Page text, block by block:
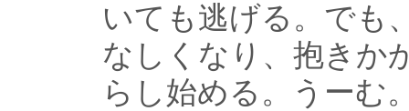
いても逃げる。でも
なしくなり、抱きか
らし始める。うーむ